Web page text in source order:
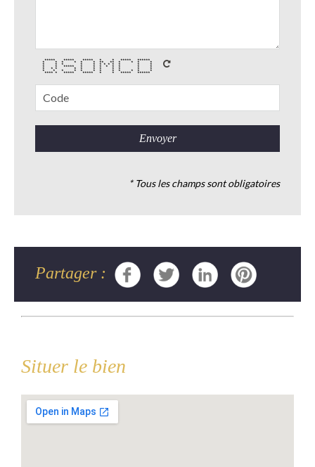
***** ***** ***** * * ***** ******
* * * * * * ** ** * * * *
* * * * * * * * * * * *
* * ***** * * * * * * * *
* * * * * * * * * * *
* * * * * * * * * * * *
**** * ***** ***** * * ***** ******
* Tous les champs sont obligatoires
Partager :
Situer le bien